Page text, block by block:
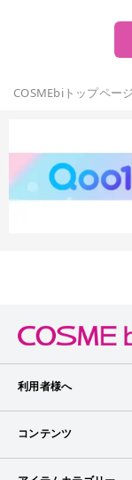
COSMEbiトップページ
利用者様へ
メンバーログイン
コンテンツ
ランキング